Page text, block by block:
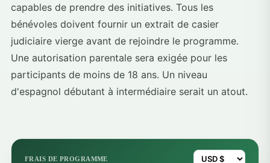
capables de prendre des initiatives. Tous les
bénévoles doivent fournir un extrait de casier
judiciaire vierge avant de rejoindre le programme.
Une autorisation parentale sera exigée pour les
participants de moins de 18 ans. Un niveau
d'espagnol débutant à intermédiaire serait un atout.
FRAIS DE PROGRAMME